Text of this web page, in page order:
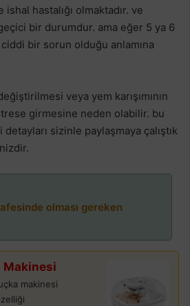
hastalığı olmaktadır. ve
bir durumdur. ama eğer 5 ya 6
bir sorun olduğu anlamına
veya yem karışımının
girmesine neden olabilir. bu
sizinle paylaşmaya çalıştık
olması gereken
Makinesi
makinesi